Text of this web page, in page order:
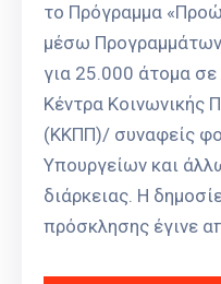
το Πρόγραμμα
μέσω
για 25.000 άτομα σε
Κέντρα Κοινωνικής
(ΚΚΠΠ)/ συναφείς
Υπουργείων και
διάρκειας. Η
πρόσκλησης έγινε